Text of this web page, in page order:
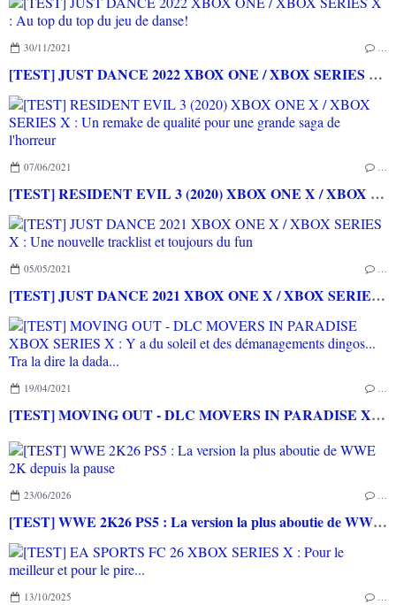
30/11/2021
[TEST] JUST DANCE 2022 XBOX ONE / XBOX SERIES X : Au top du top du jeu de danse!
07/06/2021
[TEST] RESIDENT EVIL 3 (2020) XBOX ONE X / XBOX SERIES X : Un remake de qualité pour une grande saga de l'horreur
05/05/2021
[TEST] JUST DANCE 2021 XBOX ONE X / XBOX SERIES X : Une nouvelle tracklist et toujours du fun
19/04/2021
[TEST] MOVING OUT - DLC MOVERS IN PARADISE XBOX SERIES X : Y a du soleil et des démanagements dingos... Tra la dire la dada...
23/06/2026
[TEST] WWE 2K26 PS5 : La version la plus aboutie de WWE 2K depuis la pause
13/10/2025